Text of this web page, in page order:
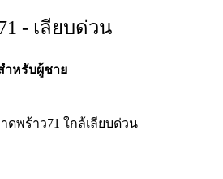
- เลียบด่วน
ำหรับผู้ชาย
ดพร้าว71 ใกล้เลียบด่วน